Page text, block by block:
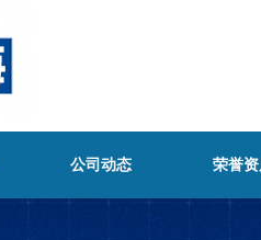
公司动态 荣誉